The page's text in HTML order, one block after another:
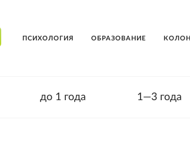
ПСИХОЛОГИЯ ОБРАЗОВАНИЕ
до 1 года 1—3 года